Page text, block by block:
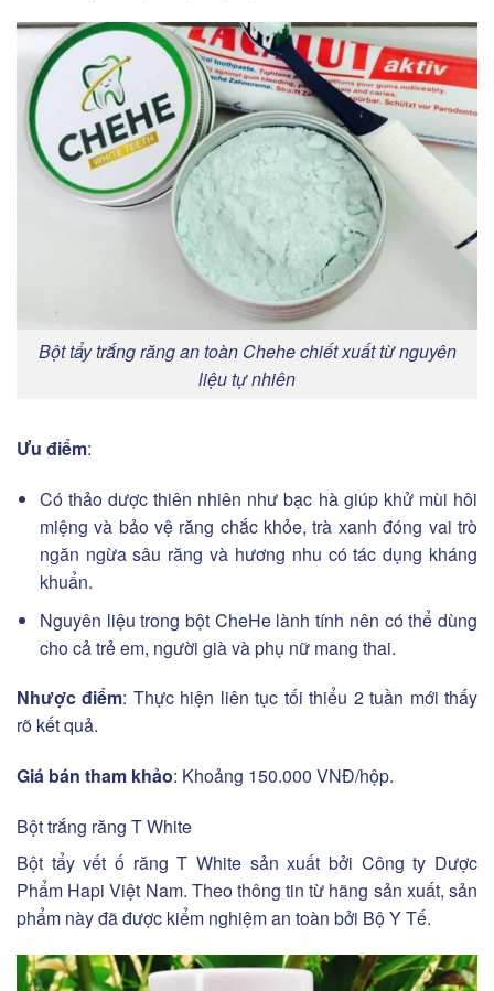
Bột tẩy trắng răng an toàn Chehe chiết xuất từ nguyên
liệu tự nhiên
Ưu điểm:
Có thảo dược thiên nhiên như bạc hà giúp khử mùi hôi
miệng và bảo vệ răng chắc khỏe, trà xanh đóng vai trò
ngăn ngừa sâu răng và hương nhu có tác dụng kháng
khuẩn.
Nguyên liệu trong bột CheHe lành tính nên có thể dùng
cho cả trẻ em, người già và phụ nữ mang thai.
Nhược điểm: Thực hiện liên tục tối thiểu 2 tuần mới thấy
rõ kết quả.
Giá bán tham khảo: Khoảng 150.000 VNĐ/hộp.
Bột trắng răng T White
Bột tẩy vết ố răng T White sản xuất bởi Công ty Dược
Phẩm Hapi Việt Nam. Theo thông tin từ hãng sản xuất, sản
phẩm này đã được kiểm nghiệm an toàn bởi Bộ Y Tế.